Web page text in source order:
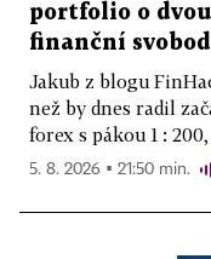
portfolio o
finanční
Jakub z blogu
než by dnes radil
forex s pákou 1 :
5. 8. 2026 ▪ 21:50 min.